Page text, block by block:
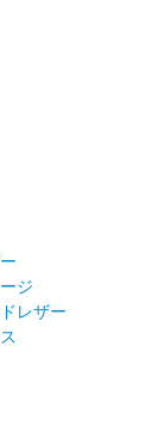
ジ
レザー